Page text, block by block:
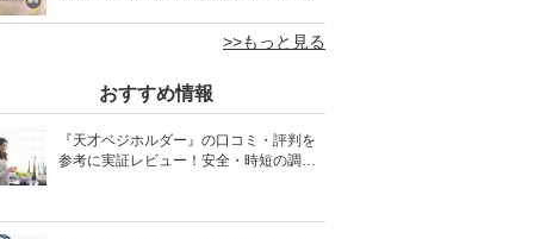
>>もっと見る
おすすめ情報
『天才ベジホルダー』の口コミ・評判を
参考に実証レビュー！安全・時短の調理